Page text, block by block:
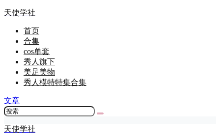
天使学社
首页
合集
cos单套
秀人旗下
美足美物
秀人模特特集合集
文章
天使学社